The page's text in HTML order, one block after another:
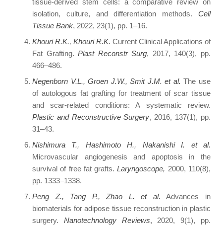
tissue-derived stem cells: a comparative review on
isolation, culture, and differentiation methods. Cell
Tissue Bank, 2022, 23(1), pp. 1–16.
Khouri R.K., Khouri R.K. Current Clinical Applications of
Fat Grafting.Plast Reconstr Surg, 2017, 140(3), pp.
466–486.
Negenborn V.L., Groen J.W., Smit J.M. et al. The use
of autologous fat grafting for treatment of scar tissue
and scar-related conditions: A systematic review.
Plastic and Reconstructive Surgery, 2016, 137(1), pp.
31–43.
Nishimura T., Hashimoto H., Nakanishi I. et al.
Microvascular angiogenesis and apoptosis in the
survival of free fat grafts.Laryngoscope, 2000, 110(8),
pp. 1333–1338.
Peng Z., Tang P., Zhao L. et al. Advances in
biomaterials for adipose tissue reconstruction in plastic
surgery. Nanotechnology Reviews, 2020, 9(1), pp.